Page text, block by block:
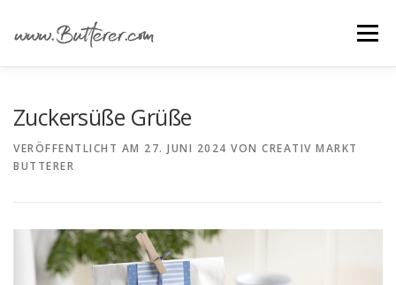
springen
Menü
GRUNDANLEITUNGEN
Zuckersüße Grüße
VERÖFFENTLICHT AM 27. JUNI 2024 VON CREATIV MARKT
BUTTERER